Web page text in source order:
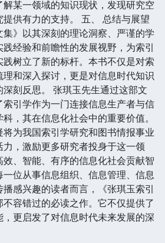
某一领域的知识现状，发现研究空
供有力的支持。 五、 总结与展望
集》以其深刻的理论洞察、严谨的学
经验和前瞻性的发展视野，为索引
树立了新的标杆。本书不仅是对索
和深入探讨，更是对信息时代知识
刻反思。 张琪玉先生通过这部文
引学作为一门连接信息生产者与信
，其在信息化社会中的重要价值。
为我国索引学研究和图书情报事业
，激励更多研究者投身于这一领
、智能、有序的信息化社会贡献智
位从事信息组织、信息管理、信息
感兴趣的读者而言，《张琪玉索引
容错过的必读之作。它不仅提供了
更启发了对信息时代未来发展的深